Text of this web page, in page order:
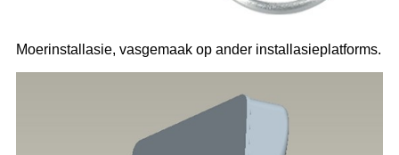
Moerinstallasie, vasgemaak op ander installasieplatforms.